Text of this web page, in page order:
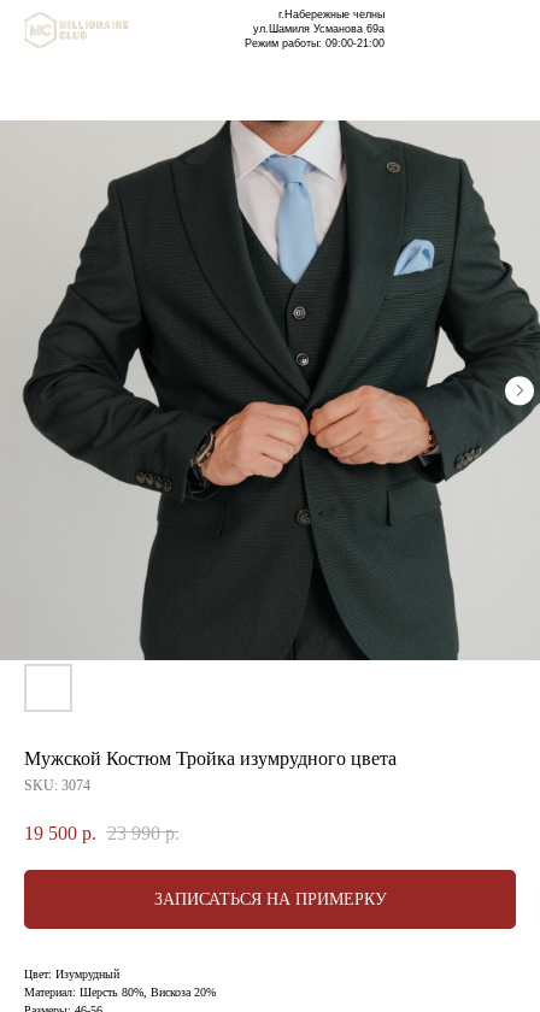
г.Набережные челны
ул.Шамиля Усманова 69а
Режим работы: 09:00-21:00
Мужской Костюм Тройка изумрудного цвета
SKU: 3074
19 500 р. 23 990 р.
ЗАПИСАТЬСЯ НА ПРИМЕРКУ
Цвет: Изумрудный
Материал: Шерсть 80%, Вискоза 20%